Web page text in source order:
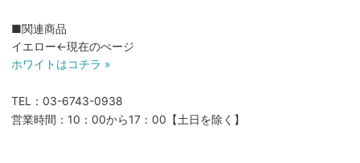
■関連商品
イエロー←現在のぺージ
ホワイトはコチラ »
TEL：03-6743-0938
営業時間：10：00から17：00【土日を除く】